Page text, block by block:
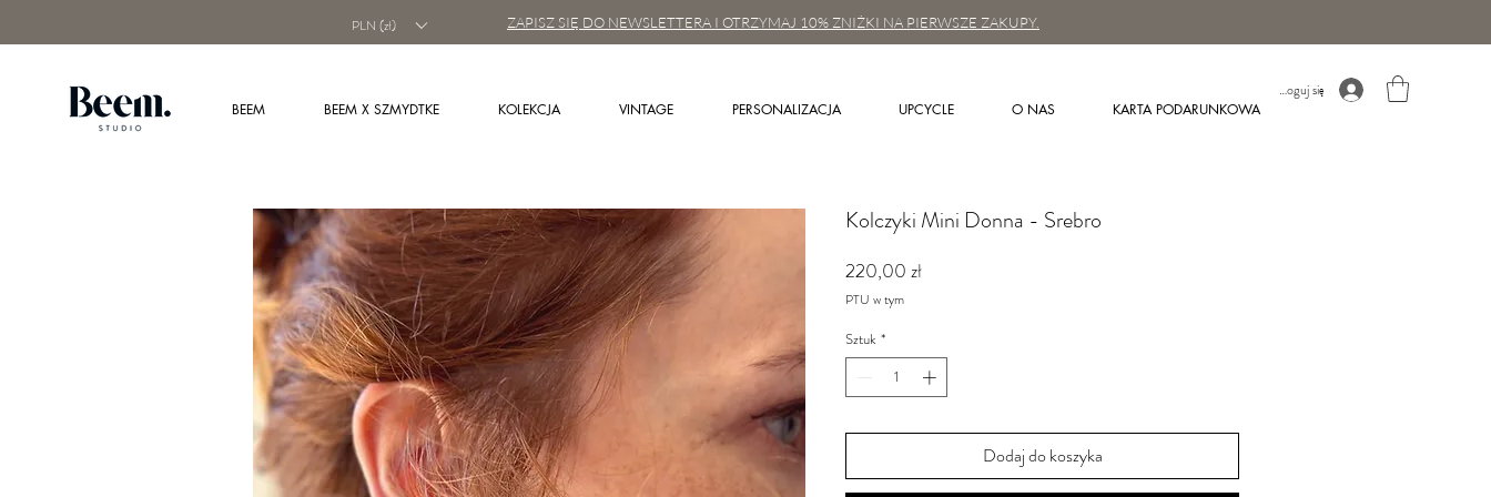
PLN (zł) ZAPISZ SIĘ DO NEWSLETTERA I OTRZYMAJ 10% ZNIŻKI NA PIERWSZE ZAKUPY.
BEEM BEEM X SZMYDTKE KOLEKCJA VINTAGE PERSONALIZACJA UPCYCLE O NAS KARTA PODARUNKOWA
Zaloguj się
Kolczyki Mini Donna - Srebro
220,00 złCena
PTU w tym
Sztuk *
Dodaj do koszyka